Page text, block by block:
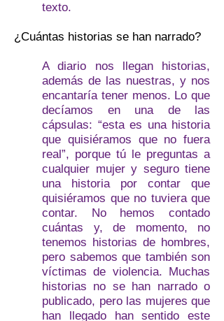
texto.
¿Cuántas historias se han narrado?
A diario nos llegan historias,
además de las nuestras, y nos
encantaría tener menos. Lo que
decíamos en una de las
cápsulas: “esta es una historia
que quisiéramos que no fuera
real”, porque tú le preguntas a
cualquier mujer y seguro tiene
una historia por contar que
quisiéramos que no tuviera que
contar. No hemos contado
cuántas y, de momento, no
tenemos historias de hombres,
pero sabemos que también son
víctimas de violencia. Muchas
historias no se han narrado o
publicado, pero las mujeres que
han llegado han sentido este